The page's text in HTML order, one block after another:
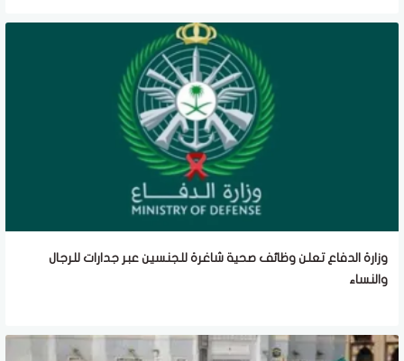
وزارة الدفاع تعلن وظائف صحية شاغرة للجنسين عبر جدارات للرجال
والنساء